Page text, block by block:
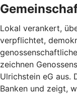
Lokal verankert,
verpflichtet,
zeichnen
Ulrichstein eG aus.
Banken und zeigt,